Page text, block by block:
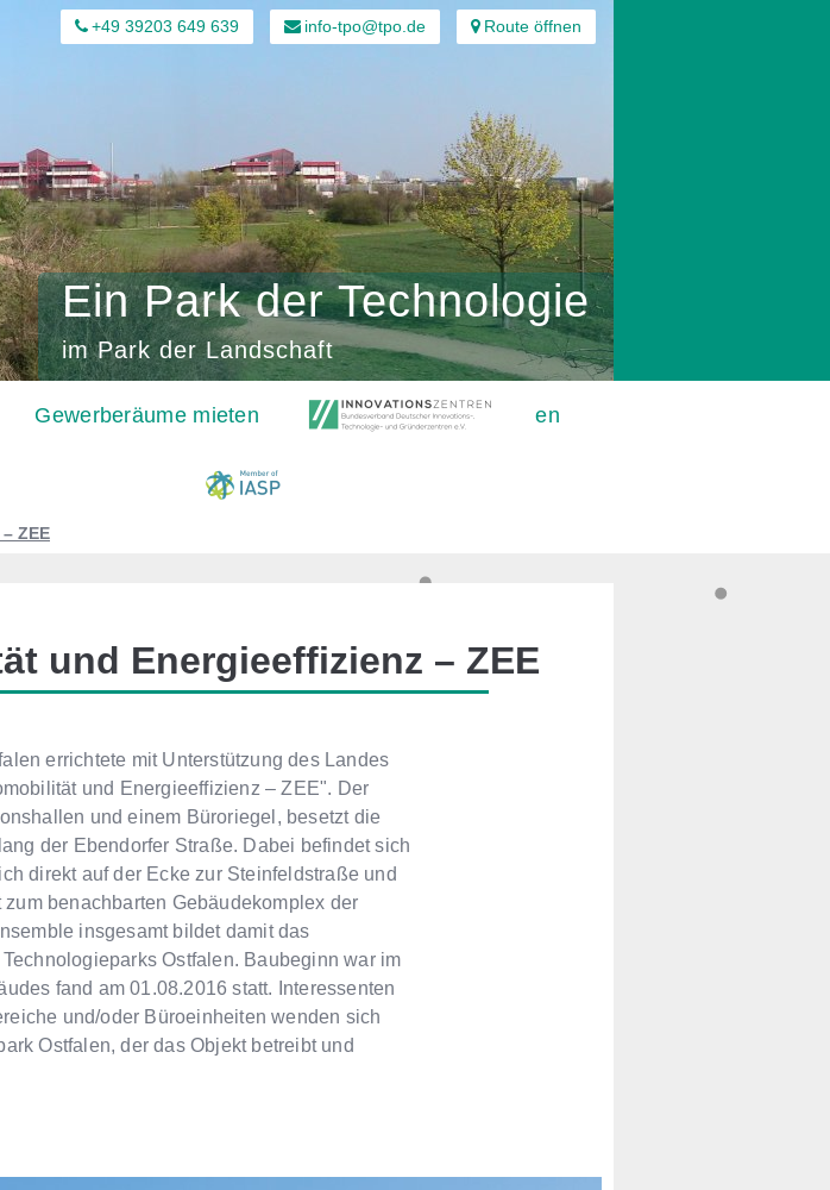
Ein Park der Technologie
im Park der Landschaft
+49 39203 649 639 info-tpo@tpo.de Route öffnen
Gewerberäume mieten en
ZEE
und Energieeffizienz – ZEE
errichtete mit Unterstützung des Landes
und Energieeffizienz – ZEE". Der
und einem Büroriegel, besetzt die
der Ebendorfer Straße. Dabei befindet sich
direkt auf der Ecke zur Steinfeldstraße und
benachbarten Gebäudekomplex der
insgesamt bildet damit das
Ostfalen. Baubeginn war im
fand am 01.08.2016 statt. Interessenten
und/oder Büroeinheiten wenden sich
Ostfalen, der das Objekt betreibt und